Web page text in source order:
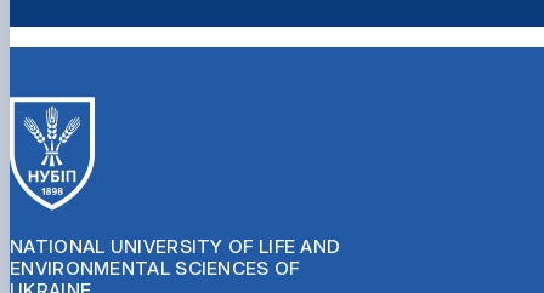
NATIONAL UNIVERSITY OF LIFE AND
ENVIRONMENTAL SCIENCES OF